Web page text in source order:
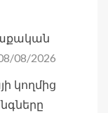
08/2026
կողմից